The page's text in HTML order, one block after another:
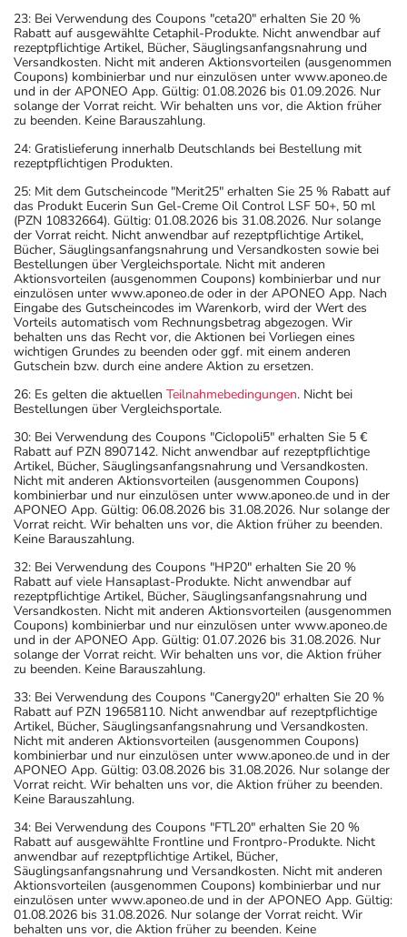
23: Bei Verwendung des Coupons "ceta20" erhalten Sie 20 %
Rabatt auf ausgewählte Cetaphil-Produkte. Nicht anwendbar auf
rezeptpflichtige Artikel, Bücher, Säuglingsanfangsnahrung und
Versandkosten. Nicht mit anderen Aktionsvorteilen (ausgenommen
Coupons) kombinierbar und nur einzulösen unter www.aponeo.de
und in der APONEO App. Gültig: 01.08.2026 bis 01.09.2026. Nur
solange der Vorrat reicht. Wir behalten uns vor, die Aktion früher
zu beenden. Keine Barauszahlung.
24: Gratislieferung innerhalb Deutschlands bei Bestellung mit
rezeptpflichtigen Produkten.
25: Mit dem Gutscheincode "Merit25" erhalten Sie 25 % Rabatt auf
das Produkt Eucerin Sun Gel-Creme Oil Control LSF 50+, 50 ml
(PZN 10832664). Gültig: 01.08.2026 bis 31.08.2026. Nur solange
der Vorrat reicht. Nicht anwendbar auf rezeptpflichtige Artikel,
Bücher, Säuglingsanfangsnahrung und Versandkosten sowie bei
Bestellungen über Vergleichsportale. Nicht mit anderen
Aktionsvorteilen (ausgenommen Coupons) kombinierbar und nur
einzulösen unter www.aponeo.de oder in der APONEO App. Nach
Eingabe des Gutscheincodes im Warenkorb, wird der Wert des
Vorteils automatisch vom Rechnungsbetrag abgezogen. Wir
behalten uns das Recht vor, die Aktionen bei Vorliegen eines
wichtigen Grundes zu beenden oder ggf. mit einem anderen
Gutschein bzw. durch eine andere Aktion zu ersetzen.
26: Es gelten die aktuellen Teilnahmebedingungen. Nicht bei
Bestellungen über Vergleichsportale.
30: Bei Verwendung des Coupons "Ciclopoli5" erhalten Sie 5 €
Rabatt auf PZN 8907142. Nicht anwendbar auf rezeptpflichtige
Artikel, Bücher, Säuglingsanfangsnahrung und Versandkosten.
Nicht mit anderen Aktionsvorteilen (ausgenommen Coupons)
kombinierbar und nur einzulösen unter www.aponeo.de und in der
APONEO App. Gültig: 06.08.2026 bis 31.08.2026. Nur solange der
Vorrat reicht. Wir behalten uns vor, die Aktion früher zu beenden.
Keine Barauszahlung.
32: Bei Verwendung des Coupons "HP20" erhalten Sie 20 %
Rabatt auf viele Hansaplast-Produkte. Nicht anwendbar auf
rezeptpflichtige Artikel, Bücher, Säuglingsanfangsnahrung und
Versandkosten. Nicht mit anderen Aktionsvorteilen (ausgenommen
Coupons) kombinierbar und nur einzulösen unter www.aponeo.de
und in der APONEO App. Gültig: 01.07.2026 bis 31.08.2026. Nur
solange der Vorrat reicht. Wir behalten uns vor, die Aktion früher
zu beenden. Keine Barauszahlung.
33: Bei Verwendung des Coupons "Canergy20" erhalten Sie 20 %
Rabatt auf PZN 19658110. Nicht anwendbar auf rezeptpflichtige
Artikel, Bücher, Säuglingsanfangsnahrung und Versandkosten.
Nicht mit anderen Aktionsvorteilen (ausgenommen Coupons)
kombinierbar und nur einzulösen unter www.aponeo.de und in der
APONEO App. Gültig: 03.08.2026 bis 31.08.2026. Nur solange der
Vorrat reicht. Wir behalten uns vor, die Aktion früher zu beenden.
Keine Barauszahlung.
34: Bei Verwendung des Coupons "FTL20" erhalten Sie 20 %
Rabatt auf ausgewählte Frontline und Frontpro-Produkte. Nicht
anwendbar auf rezeptpflichtige Artikel, Bücher,
Säuglingsanfangsnahrung und Versandkosten. Nicht mit anderen
Aktionsvorteilen (ausgenommen Coupons) kombinierbar und nur
einzulösen unter www.aponeo.de und in der APONEO App. Gültig:
01.08.2026 bis 31.08.2026. Nur solange der Vorrat reicht. Wir
behalten uns vor, die Aktion früher zu beenden. Keine